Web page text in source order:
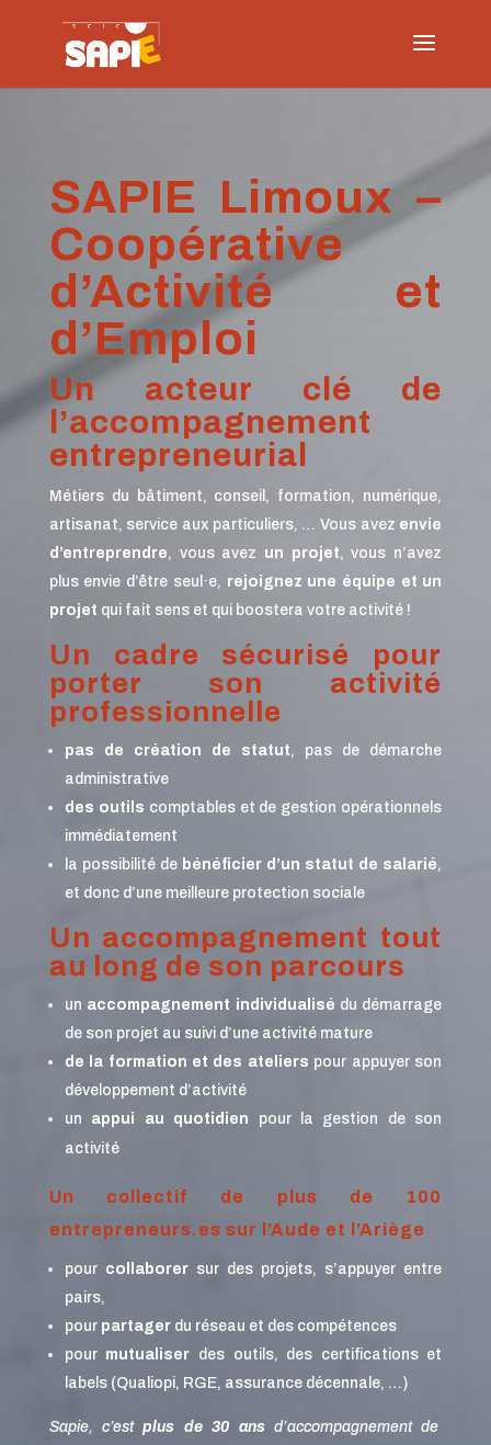
SAPIE Limoux –
Coopérative
d’Activité et
d’Emploi
Un acteur clé de
l’accompagnement
entrepreneurial
Métiers du bâtiment, conseil, formation, numérique,
artisanat, service aux particuliers, … Vous avez envie
d’entreprendre, vous avez un projet, vous n’avez
plus envie d’être seul ·e, rejoignez une équipe et un
projet qui fait sens et qui boostera votre activité !
Un cadre sécurisé pour
porter son activité
professionnelle
pas de création de statut, pas de démarche
administrative
des outils comptables et de gestion opérationnels
immédiatement
la possibilité debénéficier d’un statut de salarié,
et donc d’une meilleure protection sociale
Un accompagnement tout
au long de son parcours
un accompagnement individualisé du démarrage
de son projet au suivi d’une activité mature
de la formation et des ateliers pour appuyer son
développement d’activité
un appui au quotidien pour la gestion de son
activité
Un collectif de plus de 100
entrepreneurs.es sur l’Aude et l’Ariège
pour collaborersur des projets, s’appuyer entre
pairs,
pour partagerdu réseau et des compétences
pour mutualiser des outils, des certifications et
labels (Qualiopi, RGE, assurance décennale, …)
Sapie, c’estplus de 30 ansd’accompagnement de